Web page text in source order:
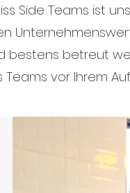
Side Teams ist
bestens betreut
vor Ihrem